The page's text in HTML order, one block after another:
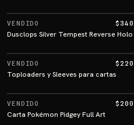
VENDIDO $340
Dusclops Silver Tempest Reverse Holo
VENDIDO $220
Toploaders y Sleeves para cartas
VENDIDO $200
Carta Pokémon Pidgey Full Art